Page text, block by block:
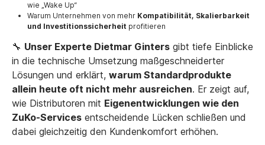
wie „Wake Up“
Warum Unternehmen von mehr Kompatibilität, Skalierbarkeit
und Investitionssicherheit profitieren
🔧 Unser Experte Dietmar Ginters gibt tiefe Einblicke
in die technische Umsetzung maßgeschneiderter
Lösungen und erklärt, warum Standardprodukte
allein heute oft nicht mehr ausreichen. Er zeigt auf,
wie Distributoren mit Eigenentwicklungen wie den
ZuKo-Services entscheidende Lücken schließen und
dabei gleichzeitig den Kundenkomfort erhöhen.